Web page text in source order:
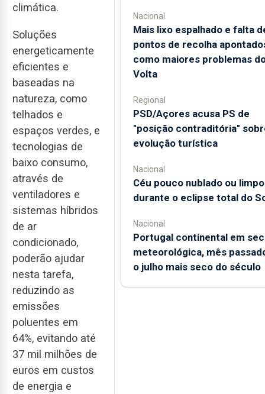
climática.
Soluções
energeticamente
eficientes e
baseadas na
natureza, como
telhados e
espaços verdes, e
tecnologias de
baixo consumo,
através de
ventiladores e
sistemas híbridos
de ar
condicionado,
poderão ajudar
nesta tarefa,
reduzindo as
emissões
poluentes em
64%, evitando até
37 mil milhões de
euros em custos
de energia e
Nacional
Mais lixo espalhado e falta
pontos de recolha
como maiores problemas
Volta
Regional
PSD/Açores acusa PS de
"posição contraditória"
evolução turística
Nacional
Céu pouco nublado ou limpo
durante o eclipse total do
Nacional
Portugal continental em
meteorológica, mês
o julho mais seco do século